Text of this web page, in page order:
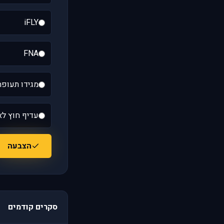
iFLY
FNA
מגידו
עדיף חוץ
הצבעה
סקרים קודמים